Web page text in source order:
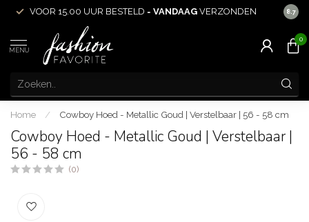
VOOR 15.00 UUR BESTELD = VANDAAG VERZONDEN 8.7
MENU
0
Home / Cowboy Hoed - Metallic Goud | Verstelbaar | 56 - 58 cm
Cowboy Hoed - Metallic Goud | Verstelbaar |
56 - 58 cm
(0)